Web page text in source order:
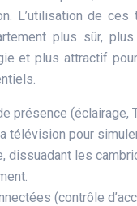
L’utilisation de ces
plus sûr,
et plus attractif
présence (éclairage,
télévision pour
dissuadant les
(contrôle